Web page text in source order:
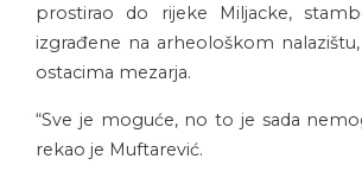
prostirao do rijeke Miljacke,
izgrađene na arheološkom
ostacima mezarja.
“Sve je moguće, no to je sada
rekao je Muftarević.